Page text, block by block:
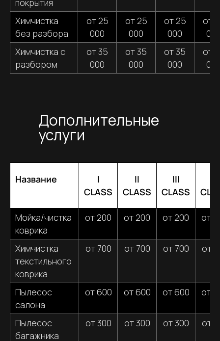
покрытия
Химчистка
без разбора
от 25
000
от 25
000
от 25
000
от
Химчистка с
разбором
от 35
000
от 35
000
от 35
000
от
Дополнительные
услуги
Название
I
CLASS
II
CLASS
III
CLASS
Мойка/чистка
коврика
от 200 от 200 от 200 от
Химчистка
текстильного
коврика
от 700 от 700 от 700 от
Пылесос
салона
от 600 от 600 от 600 от
Пылесос
багажника
от 300 от 300 от 300 от